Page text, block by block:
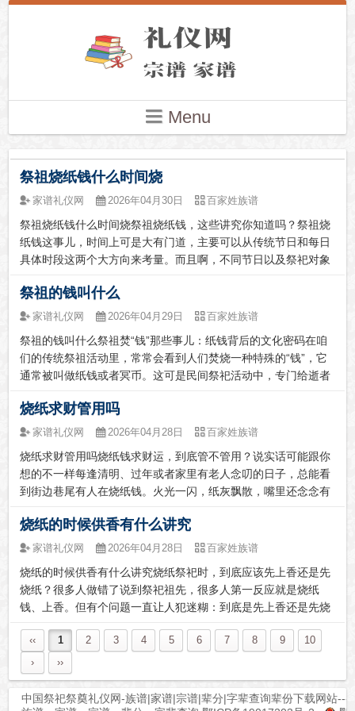
Menu
祭祖烧纸钱什么时间烧
家谱礼仪网 2026年04月30日 百家姓族谱
祭祖烧纸钱什么时间烧祭祖烧纸钱，这些讲究你知道吗？祭祖烧
纸钱这事儿，时间上可是大有门道，主要可以从传统节日和每日
具体时段这两个大方向来考量。而且啊，不同节日以及祭祀对象
祭祖烧纸，那肯定绕不开一些传统节日，其中清明、中元、寒衣
节这仨，还被并称为...
祭祖的钱叫什么
家谱礼仪网 2026年04月29日 百家姓族谱
祭祖的钱叫什么祭祖焚“钱”那些事儿：纸钱背后的文化密码在咱
们的传统祭祖活动里，常常会看到人们焚烧一种特殊的“钱”，它
通常被叫做纸钱或者冥币。这可是民间祭祀活动中，专门给逝者
意。别称多多，各有故事纸钱的别称那可真是五花八门，像阴司
纸、冥钞、冥钱、...
烧纸求财管用吗
家谱礼仪网 2026年04月28日 百家姓族谱
烧纸求财管用吗烧纸钱求财运，到底管不管用？说实话可能跟你
想的不一样每逢清明、过年或者家里有老人念叨的日子，总能看
到街边巷尾有人在烧纸钱。火光一闪，纸灰飘散，嘴里还念念有
灵？咱今天就掰扯掰扯这个事儿。直接说结论：从实际效果来
看，烧纸钱并不会像变魔...
烧纸的时候供香有什么讲究
家谱礼仪网 2026年04月28日 百家姓族谱
烧纸的时候供香有什么讲究烧纸祭祀时，到底应该先上香还是先
烧纸？很多人做错了说到祭祀祖先，很多人第一反应就是烧纸
钱、上香。但有个问题一直让人犯迷糊：到底是先上香还是先烧
不能乱。为啥非得先上香？你想想看，上香其实就像给先人“打电
话”。香烟袅袅升起...
‹‹ 1 2 3 4 5 6 7 8 9
10
›
››
中国祭祀祭奠礼仪网-族谱|家谱|宗谱|辈分|字辈查询辈份下载网站---